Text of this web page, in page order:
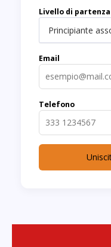
Livello di partenza
Principiante
Email
Telefono